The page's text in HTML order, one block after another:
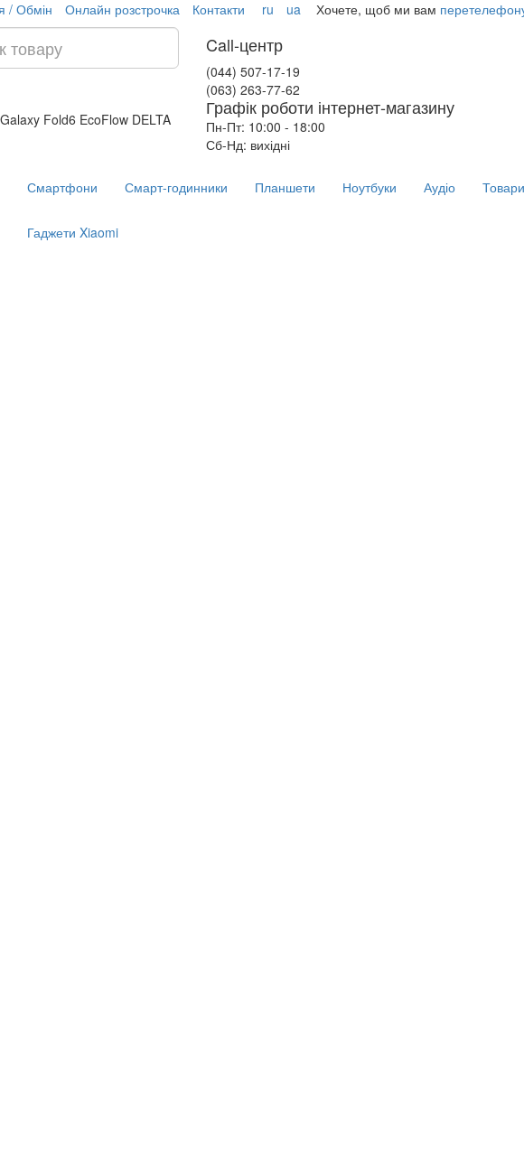
/ Обмін Онлайн розстрочка Контакти ru ua Хочете, щоб ми вам
Fold6 EcoFlow DELTA
Call-центр
(044) 507-17-19
(063) 263-77-62
Графік роботи інтернет-магазину
Пн-Пт: 10:00 - 18:00
Сб-Нд: вихідні
Смартфони Смарт-годинники Планшети Ноутбуки Аудіо
Гаджети Xiaomi